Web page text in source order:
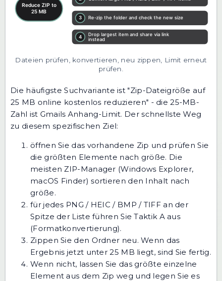
Dateien prüfen, konvertieren, neu zippen, Limit erneut
prüfen.
Die häufigste Suchvariante ist "Zip-Dateigröße auf
25 MB online kostenlos reduzieren" - die 25-MB-
Zahl ist Gmails Anhang-Limit. Der schnellste Weg
zu diesem spezifischen Ziel:
öffnen Sie das vorhandene Zip und prüfen Sie
die größten Elemente nach größe. Die
meisten ZIP-Manager (Windows Explorer,
macOS Finder) sortieren den Inhalt nach
größe.
für jedes PNG / HEIC / BMP / TIFF an der
Spitze der Liste führen Sie Taktik A aus
(Formatkonvertierung).
Zippen Sie den Ordner neu. Wenn das
Ergebnis jetzt unter 25 MB liegt, sind Sie fertig.
Wenn nicht, lassen Sie das größte einzelne
Element aus dem Zip weg und legen Sie es